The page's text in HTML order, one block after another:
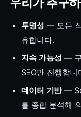
투명성 — 모든
유합니다.
지속 가능성 — 구
SEO만 진행합니
데이터 기반—
를 종합 분석해